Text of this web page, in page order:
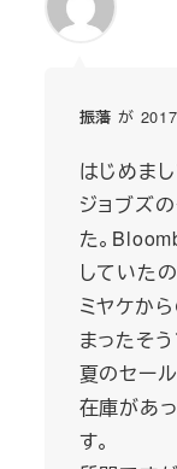
振藩 が
はじめまし
ジョブズ
た。
していた
ミヤケか
まったそう
夏のセー
在庫があ
す。